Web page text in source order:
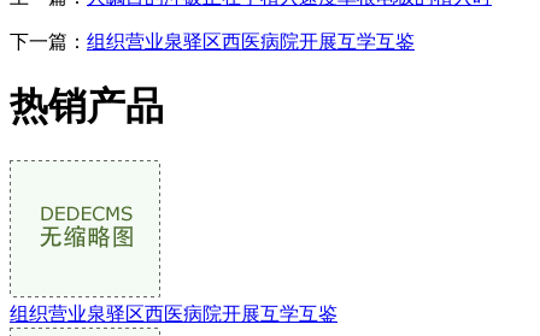
下一篇： 组织营业泉驿区西医病院开展互学互鉴
热销产品
组织营业泉驿区西医病院开展互学互鉴